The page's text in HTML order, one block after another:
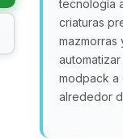
tecnología
criaturas
mazmorras
modpack a
alrededor